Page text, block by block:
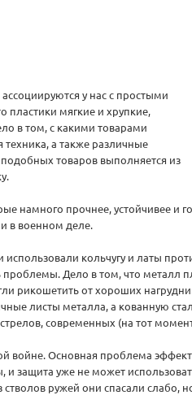
у нас с простыми
мягкие и хрупкие,
в том, с какими товарами
а также различные
товаров выполняется из
намного прочнее, устойчивее и
в военном деле.
кольчугу и латы
Дело в том, что металл
рикошетить от хороших
листы металла, а кованную
современных (на тот
войне. Основная проблема
защита уже не может
ружей они спасали